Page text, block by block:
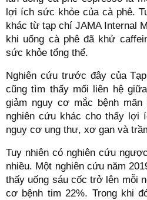
lợi ích sức khỏe của cà phê.
khác từ tạp chí JAMA Internal
khi uống cà phê đã khử
sức khỏe tổng thể.
Nghiên cứu trước đây của
cũng tìm thấy mối liên hệ
giảm nguy cơ mắc bệnh
nghiên cứu khác cho thấy lợi
nguy cơ ung thư, xơ gan và
Tuy nhiên có nghiên cứu
nhiều. Một nghiên cứu năm
thấy uống sáu cốc trở lên mỗi
cơ bệnh tim 22%. Trong khi